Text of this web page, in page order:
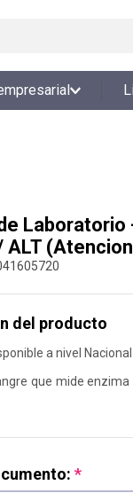
Laboratorio
ALT
del producto
a nivel Nacional
que mide